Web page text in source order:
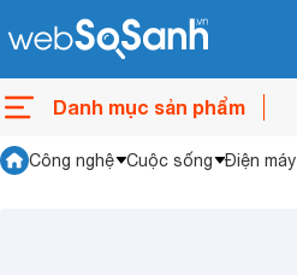
Danh mục sản phẩm
Công nghệ Cuộc sống Điện máy